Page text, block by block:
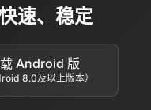
速、稳定
Android 版
8.0及以上版本）